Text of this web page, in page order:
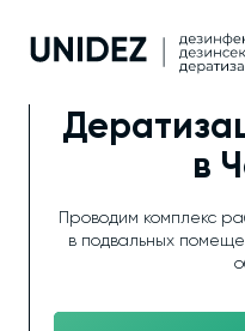
в
Проводим комплекс
в подвальных